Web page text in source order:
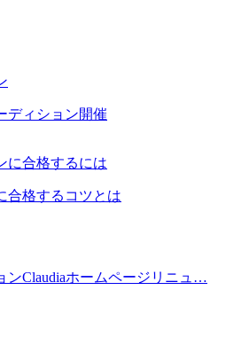
ディション開催
合格するコツとは
ンClaudiaホームページリニュ…